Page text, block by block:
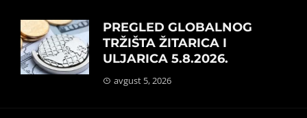
PREGLED GLOBALNOG
TRŽIŠTA ŽITARICA I
ULJARICA 5.8.2026.
avgust 5, 2026